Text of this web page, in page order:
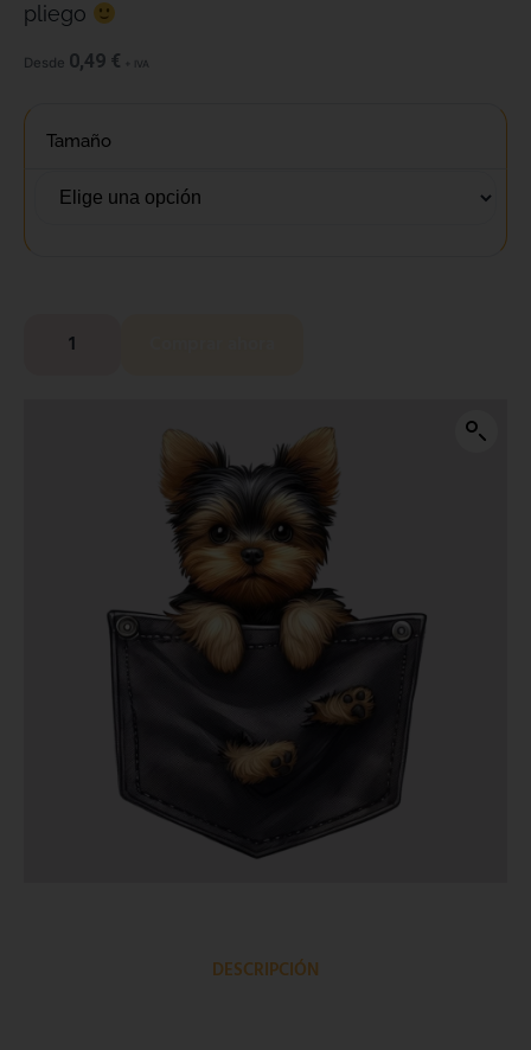
pliego
Desde 0,49 € + IVA
Tamaño
DESCRIPCIÓN